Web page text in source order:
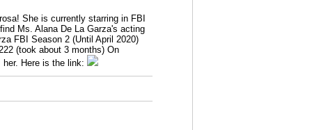
She is currently starring in FBI
Ms. Alana De La Garza's acting
FBI Season 2 (Until April 2020)
(took about 3 months) On
Here is the link: